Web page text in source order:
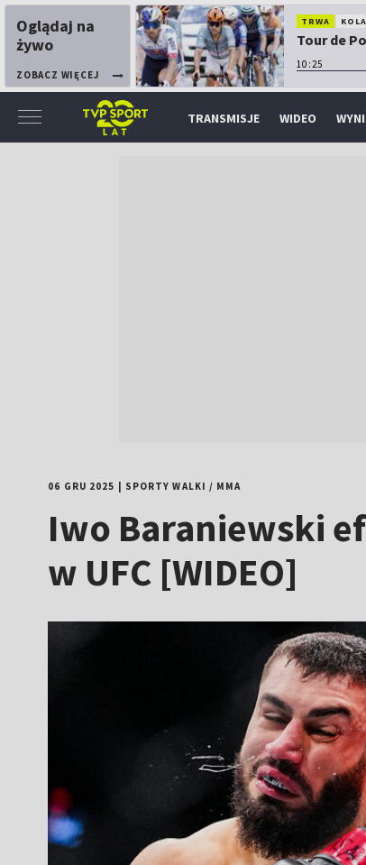
Oglądaj na
żywo
ZOBACZ WIĘCEJ
TRWA
Tour de
10:25
TRANSMISJE WIDEO
06 GRU 2025 SPORTY WALKI / MMA
Iwo Baraniewski
w UFC [WIDEO]